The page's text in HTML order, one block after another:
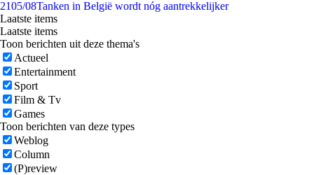
2105/08Tanken in België wordt nóg aantrekkelijker
Laatste items
Laatste items
Toon berichten uit deze thema's
Actueel
Entertainment
Sport
Film & Tv
Games
Toon berichten van deze types
Weblog
Column
(P)review